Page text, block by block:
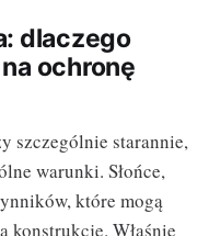
dlaczego
ochronę
szczególnie starannie,
warunki. Słońce,
które mogą
konstrukcję. Właśnie